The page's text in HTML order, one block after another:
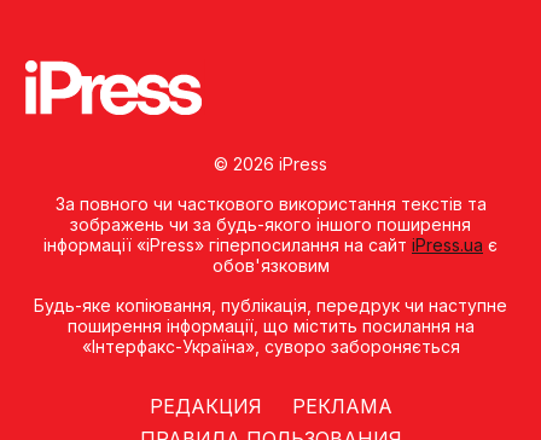
© 2026 iPress
За повного чи часткового використання текстів та
зображень чи за будь-якого іншого поширення
інформації «iPress» гіперпосилання на сайт iPress.ua є
обов'язковим
Будь-яке копiювання, публiкацiя, передрук чи наступне
поширення iнформацiї, що мiстить посилання на
«Iнтерфакс-Україна», суворо забороняється
РЕДАКЦИЯ
РЕКЛАМА